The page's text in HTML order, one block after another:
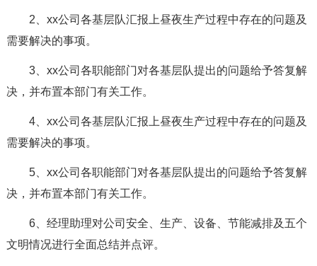
2、xx公司各基层队汇报上昼夜生产过程中存在的问题及
需要解决的事项。
3、xx公司各职能部门对各基层队提出的问题给予答复解
决，并布置本部门有关工作。
4、xx公司各基层队汇报上昼夜生产过程中存在的问题及
需要解决的事项。
5、xx公司各职能部门对各基层队提出的问题给予答复解
决，并布置本部门有关工作。
6、经理助理对公司安全、生产、设备、节能减排及五个
文明情况进行全面总结并点评。